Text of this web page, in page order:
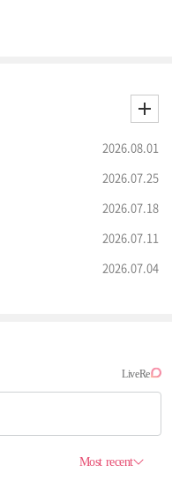
2026.08.01
2026.07.25
2026.07.18
2026.07.11
2026.07.04